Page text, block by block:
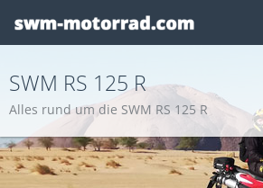
SWM RS 125 R
Alles rund um die SWM RS 125 R